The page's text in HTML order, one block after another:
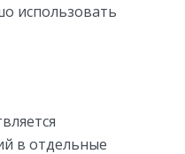
использовать
в отдельные